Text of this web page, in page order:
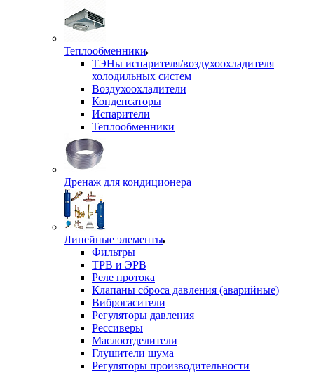
Теплообменники
ТЭНы испарителя/воздухоохладителя
холодильных систем
Воздухоохладители
Конденсаторы
Испарители
Теплообменники
Дренаж для кондиционера
Линейные элементы
Фильтры
ТРВ и ЭРВ
Реле протока
Клапаны сброса давления (аварийные)
Виброгасители
Регуляторы давления
Рессиверы
Маслоотделители
Глушители шума
Регуляторы производительности